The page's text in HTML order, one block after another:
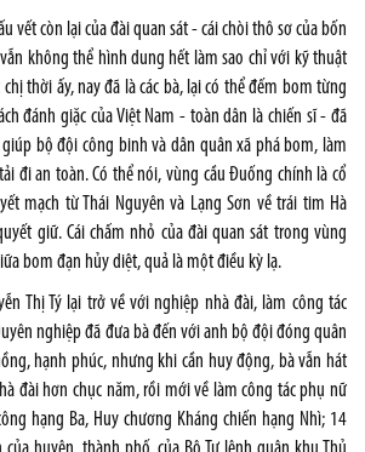
vết còn lại của đài quan sát - cái chòi thô sơ của bốn
không thể hình dung hết làm sao chỉ với kỹ thuật
chị thời ấy, nay đã là các bà, lại có thể đếm bom từng
đánh giặc của Việt Nam - toàn dân là chiến sĩ - đã
bộ đội công binh và dân quân xã phá bom, làm
đi an toàn. Có thể nói, vùng cầu Đuống chính là cổ
mạch từ Thái Nguyên và Lạng Sơn về trái tim Hà
giữ. Cái chấm nhỏ của đài quan sát trong vùng
bom đạn hủy diệt, quả là một điều kỳ lạ.
Thị Tý lại trở về với nghiệp nhà đài, làm công tác
nghiệp đã đưa bà đến với anh bộ đội đóng quân
hạnh phúc, nhưng khi cần huy động, bà vẫn hát
đài hơn chục năm, rồi mới về làm công tác phụ nữ
hạng Ba, Huy chương Kháng chiến hạng Nhì; 14